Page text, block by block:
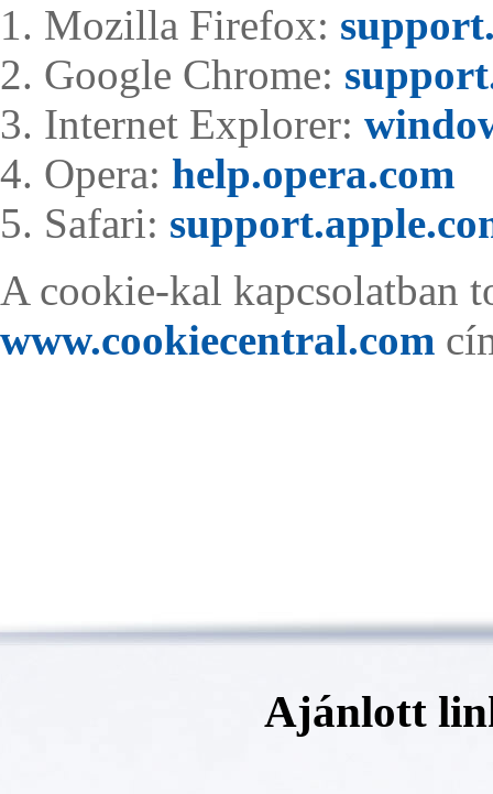
Mozilla Firefox:
Google Chrome:
Internet Explorer:
Opera: help.opera.com
Safari:
A cookie-kal kapcsolatban
www.cookiecentral.com
Ajánlott